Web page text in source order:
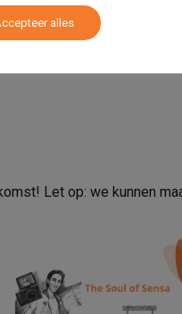
Let op: we kunnen
alles